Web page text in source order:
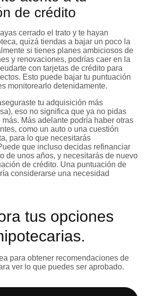
de crédito
cerrado el trato y te hayan
quizá tiendas a bajar un poco la
si tienes planes ambiciosos de
y renovaciones, podrías caer en la
con tarjetas de crédito para
Esto puede bajar tu puntuación
monitorearlo detenidamente.
tu adquisición más
eso no significa que ya no pidas
Más adelante podría haber otras
como un auto o una cuestión
para lo que necesitarás
que incluso decidas refinanciar
de unos años, y necesitarás de nuevo
de crédito. Una puntuación de
considerarse una necesidad
tus opciones
para obtener recomendaciones de
ver lo que puedes ser aprobado.